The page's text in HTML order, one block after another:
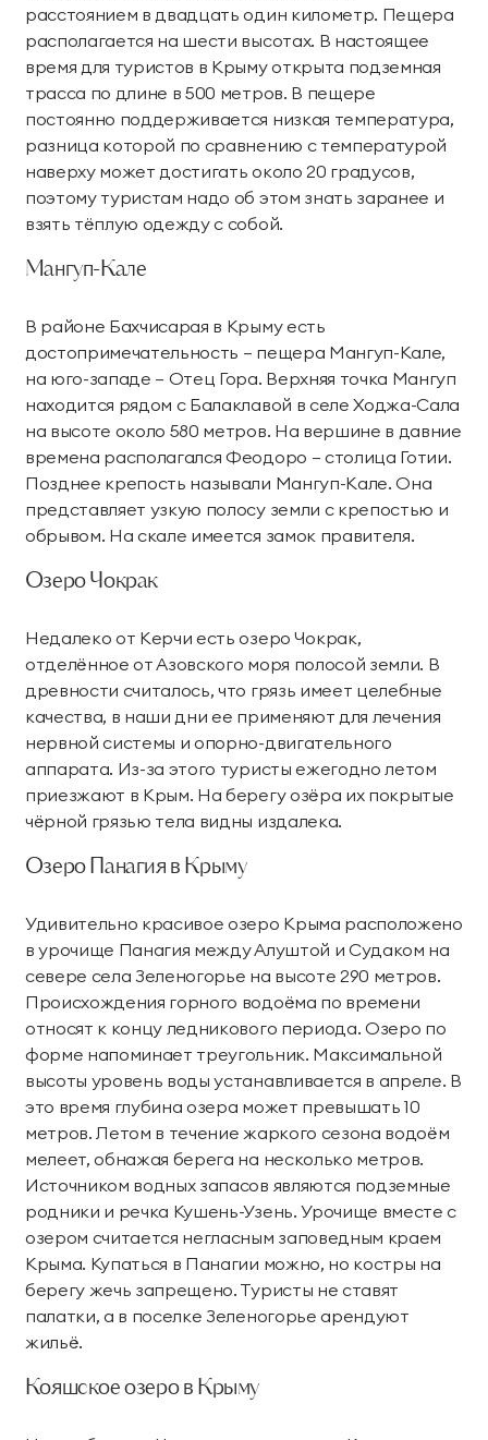
расстоянием в двадцать один километр. Пещера
располагается на шести высотах. В настоящее
время для туристов в Крыму открыта подземная
трасса по длине в 500 метров. В пещере
постоянно поддерживается низкая температура,
разница которой по сравнению с температурой
наверху может достигать около 20 градусов,
поэтому туристам надо об этом знать заранее и
взять тёплую одежду с собой.
Мангуп-Кале
В районе Бахчисарая в Крыму есть
достопримечательность – пещера Мангуп-Кале,
на юго-западе – Отец Гора. Верхняя точка Мангуп
находится рядом с Балаклавой в селе Ходжа-Сала
на высоте около 580 метров. На вершине в давние
времена располагался Феодоро – столица Готии.
Позднее крепость называли Мангуп-Кале. Она
представляет узкую полосу земли с крепостью и
обрывом. На скале имеется замок правителя.
Озеро Чокрак
Недалеко от Керчи есть озеро Чокрак,
отделённое от Азовского моря полосой земли. В
древности считалось, что грязь имеет целебные
качества, в наши дни ее применяют для лечения
нервной системы и опорно-двигательного
аппарата. Из-за этого туристы ежегодно летом
приезжают в Крым. На берегу озёра их покрытые
чёрной грязью тела видны издалека.
Озеро Панагия в Крыму
Удивительно красивое озеро Крыма расположено
в урочище Панагия между Алуштой и Судаком на
севере села Зеленогорье на высоте 290 метров.
Происхождения горного водоёма по времени
относят к концу ледникового периода. Озеро по
форме напоминает треугольник. Максимальной
высоты уровень воды устанавливается в апреле. В
это время глубина озера может превышать 10
метров. Летом в течение жаркого сезона водоём
мелеет, обнажая берега на несколько метров.
Источником водных запасов являются подземные
родники и речка Кушень-Узень. Урочище вместе с
озером считается негласным заповедным краем
Крыма. Купаться в Панагии можно, но костры на
берегу жечь запрещено. Туристы не ставят
палатки, а в поселке Зеленогорье арендуют
жильё.
Кояшское озеро в Крыму